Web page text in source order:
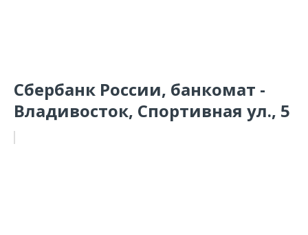
Сбербанк России, банкомат -
Владивосток, Спортивная ул., 5